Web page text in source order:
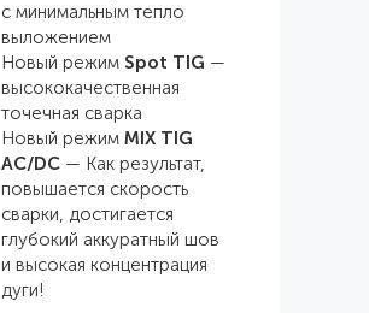
с минимальным тепло
выложением
Новый режим Spot TIG —
высококачественная
точечная сварка
Новый режим MIX TIG
AC/DC — Как результат,
повышается скорость
сварки, достигается
глубокий аккуратный шов
и высокая концентрация
дуги!